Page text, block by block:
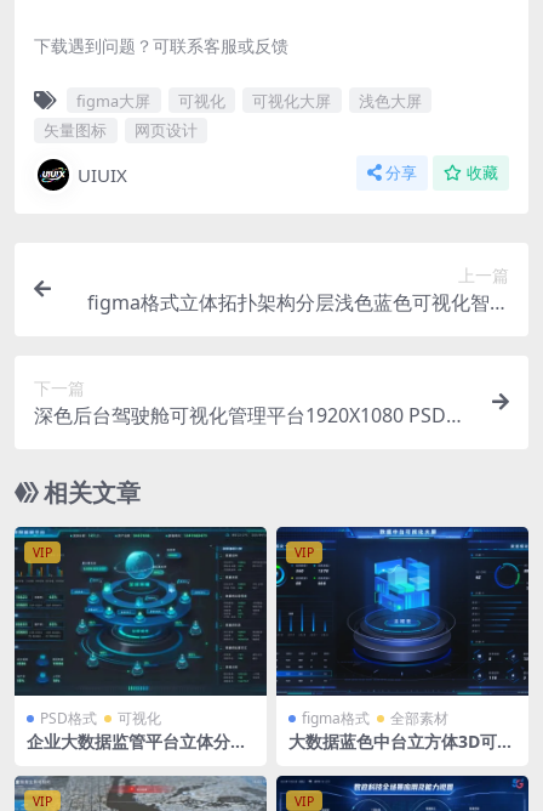
下载遇到问题？可联系客服或反馈
figma大屏 可视化 可视化大屏
浅色大屏
矢量图标
网页设计
UIUIX 分享 收藏
上一篇
figma格式立体拓扑架构分层浅色蓝色可视化智慧
下一篇
深色后台驾驶舱可视化管理平台1920X1080 PSD格
相关文章
VIP
PSD格式 可视化
企业大数据监管平台立体分层
920X1080
VIP
figma格式 全部素材
大数据蓝色中台立方体3D可视
VIP VIP